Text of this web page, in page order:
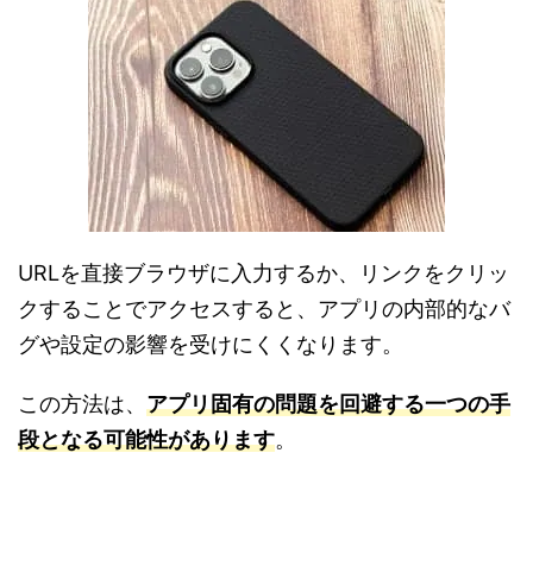
URLを直接ブラウザに入力するか、リンクをクリッ
クすることでアクセスすると、アプリの内部的なバ
グや設定の影響を受けにくくなります。
この方法は、 アプリ固有の問題を回避する一つの手
段となる可能性があります。